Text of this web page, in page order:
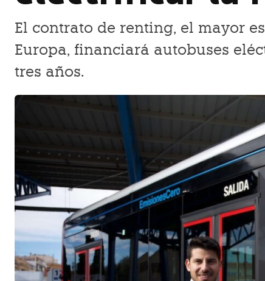
El contrato de renting, el mayor
Europa, financiará autobuses
tres años.